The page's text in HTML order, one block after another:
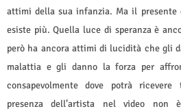
attimi della sua infanzia. Ma il presente
esiste più. Quella luce di speranza è
però ha ancora attimi di lucidità che gli
malattia e gli danno la forza per
consapevolmente dove potrà
presenza dell’artista nel video non